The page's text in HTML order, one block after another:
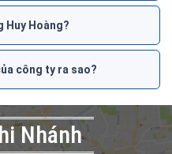
Huy Hoàng?
công ty ra sao?
Nhánh